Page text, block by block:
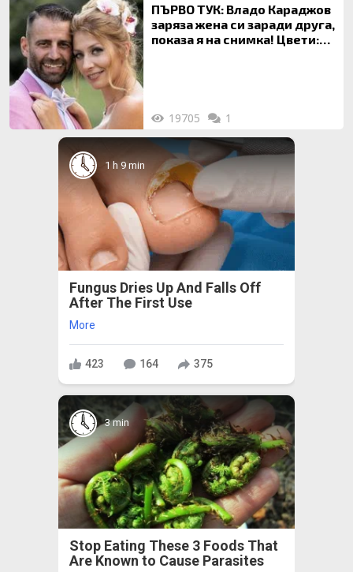
ПЪРВО ТУК: Владо Караджов
заряза жена си заради друга,
показа я на снимка! Цвети:
19705 1
1 h 9 min
Fungus Dries Up And Falls Off
After The First Use
More
423 164 375
3 min
Stop Eating These 3 Foods That
Are Known to Cause Parasites